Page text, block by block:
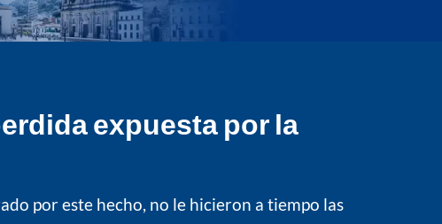
expuesta por la
por este hecho, no le hicieron a tiempo las